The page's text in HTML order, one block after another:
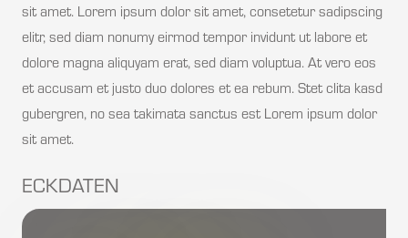
sit amet. Lorem ipsum dolor sit amet, consetetur sadipscing
elitr, sed diam nonumy eirmod tempor invidunt ut labore et
dolore magna aliquyam erat, sed diam voluptua. At vero eos
et accusam et justo duo dolores et ea rebum. Stet clita kasd
gubergren, no sea takimata sanctus est Lorem ipsum dolor
sit amet.
ECKDATEN